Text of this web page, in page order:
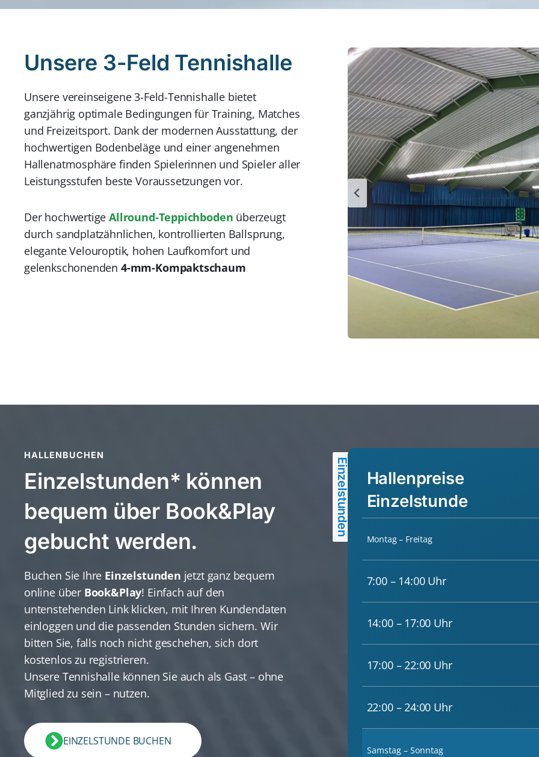
Unsere 3-Feld Tennishalle
Unsere vereinseigene 3-Feld-Tennishalle bietet
ganzjährig optimale Bedingungen für Training, Matches
und Freizeitsport. Dank der modernen Ausstattung, der
hochwertigen Bodenbeläge und einer angenehmen
Hallenatmosphäre finden Spielerinnen und Spieler aller
Leistungsstufen beste Voraussetzungen vor.
Der hochwertigeAllround-Teppichboden überzeugt
durch sandplatzähnlichen, kontrollierten Ballsprung,
elegante Velouroptik, hohen Laufkomfort und
gelenkschonenden 4-mm-Kompaktschaum
HALLENBUCHEN
Einzelstunden* können
bequem über Book&Play
gebucht werden.
Buchen Sie Ihre Einzelstunden jetzt ganz bequem
online über Book&Play! Einfach auf den
untenstehenden Link klicken, mit Ihren Kundendaten
einloggen und die passenden Stunden sichern. Wir
bitten Sie, falls noch nicht geschehen, sich dort
kostenlos zu registrieren.
Unsere Tennishalle können Sie auch als Gast – ohne
Mitglied zu sein – nutzen.
EINZELSTUNDE BUCHEN
Hallenpreise
Einzelstunde
Montag – Freitag
7:00 – 14:00 Uhr
14:00 – 17:00 Uhr
17:00 – 22:00 Uhr
22:00 – 24:00 Uhr
Einzelstunden
Samstag – Sonntag